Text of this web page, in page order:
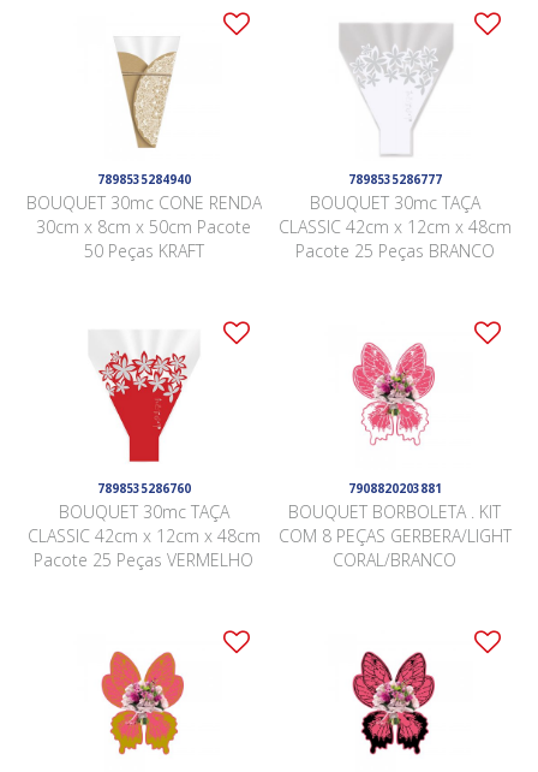
7898535284940
BOUQUET 30mc CONE RENDA
30cm x 8cm x 50cm Pacote
50 Peças KRAFT
7898535286777
BOUQUET 30mc TAÇA
CLASSIC 42cm x 12cm x 48cm
Pacote 25 Peças BRANCO
7898535286760
BOUQUET 30mc TAÇA
CLASSIC 42cm x 12cm x 48cm
Pacote 25 Peças VERMELHO
7908820203881
BOUQUET BORBOLETA . KIT
COM 8 PEÇAS GERBERA/LIGHT
CORAL/BRANCO